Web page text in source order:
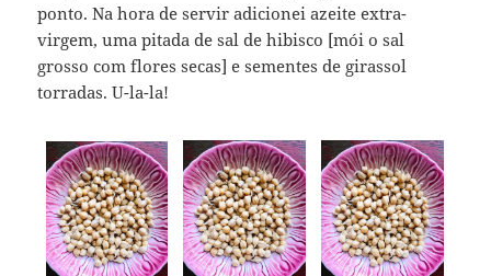
ponto. Na hora de servir adicionei azeite extra-
virgem, uma pitada de sal de hibisco [mói o sal
grosso com flores secas] e sementes de girassol
torradas. U-la-la!